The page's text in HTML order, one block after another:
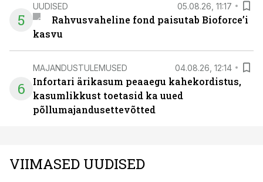
5
UUDISED 05.08.26, 11:17
Rahvusvaheline fond paisutab Bioforce’i
kasvu
6
MAJANDUSTULEMUSED 04.08.26, 12:14
Infortari ärikasum peaaegu kahekordistus,
kasumlikkust toetasid ka uued
põllumajandusettevõtted
VIIMASED UUDISED